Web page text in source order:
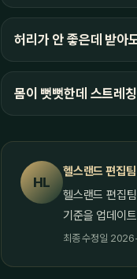
허리가 안 좋은데 받아
몸이 뻣뻣한데 스트레
HL
헬스랜드 편집팀
헬스랜드 편집
기준을 업데이
최종 수정일